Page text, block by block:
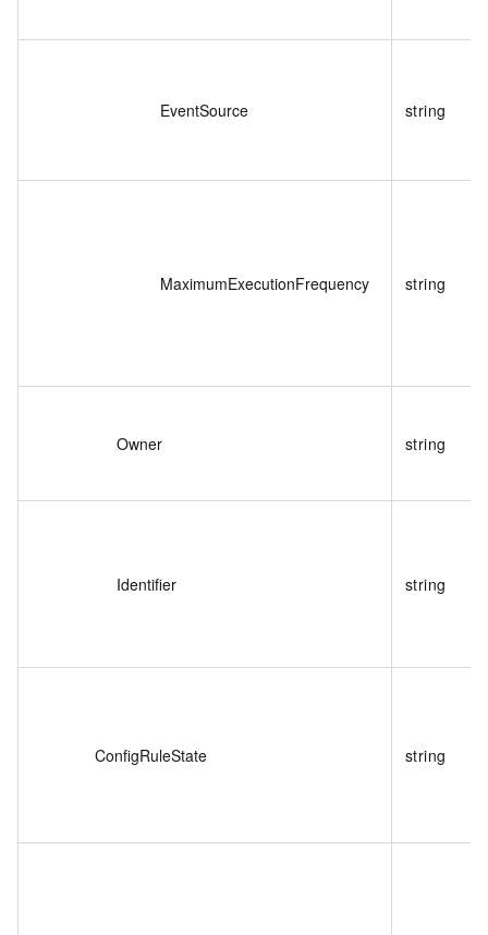
EventSource string
MaximumExecutionFrequency string
Owner string
Identifier string
ConfigRuleState string